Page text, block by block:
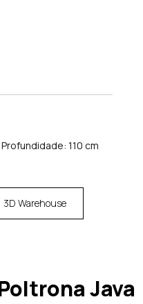
110 cm
3D Warehouse
Java